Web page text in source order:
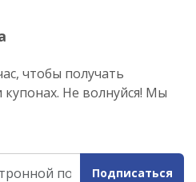
чтобы получать
Не волнуйся! Мы
Подписаться